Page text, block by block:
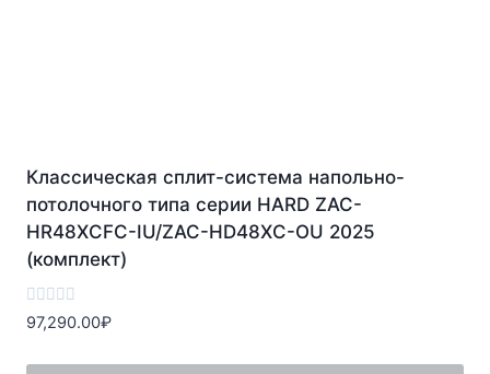
Классическая сплит-система напольно-
потолочного типа серии HARD ZAC-
HR48XCFC-IU/ZAC-HD48XC-OU 2025
(комплект)
Оценка
0
5
97,290.00₽